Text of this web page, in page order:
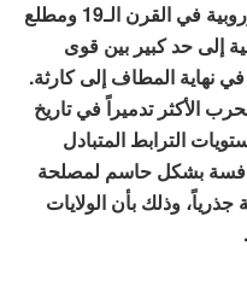
قبل، فقد كانت المنافسة الأمنية الأوروبية في القرن الـ19 ومطلع
إلى حد كبير بين قوى
نهاية المطاف إلى كارثة.
الأكثر تدميراً في تاريخ
الترابط المتبادل
بشكل حاسم لمصلحة
جذرياً، وذلك بأن الولايات